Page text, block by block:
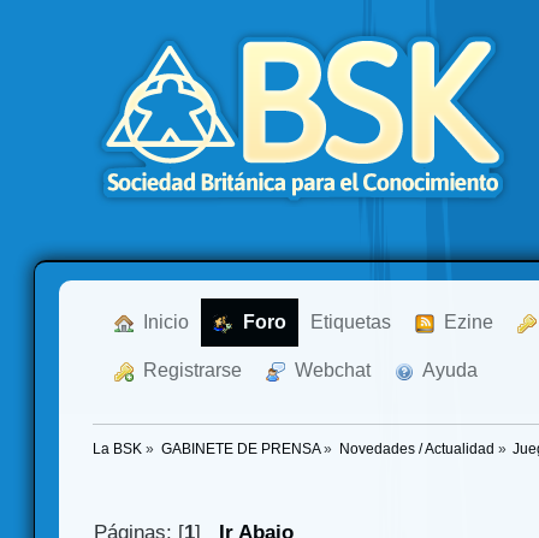
Inicio Foro Etiquetas Ezine
Registrarse Webchat Ayuda
La BSK » GABINETE DE PRENSA» Novedades / Actualidad »
Páginas: [1] Ir Abajo